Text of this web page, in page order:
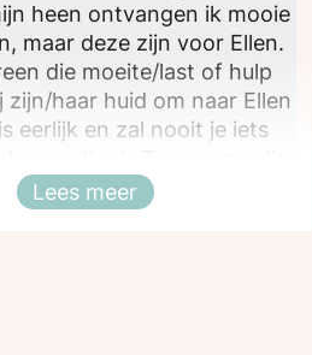
heen ontvangen ik mooie
maar deze zijn voor Ellen.
die moeite/last of hulp
haar huid om naar Ellen
eerlijk en zal nooit je iets
voorbijkomen, maar dit is
een parel!!
Sluiten
Lees meer